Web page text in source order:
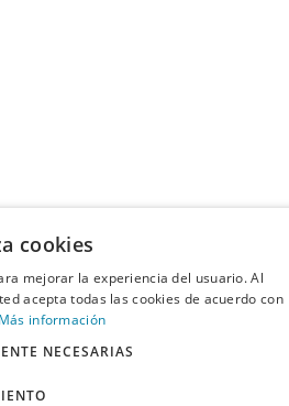
cookies
mejorar la experiencia del usuario. Al
acepta todas las cookies de acuerdo con
Más información
NECESARIAS